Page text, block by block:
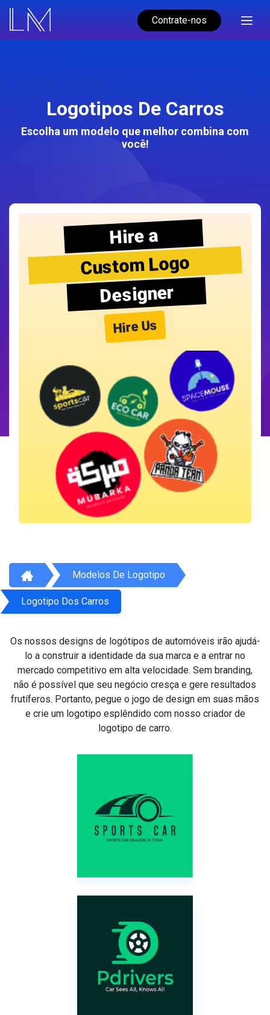
Contrate-nos
Logotipos De Carros
Escolha um modelo que melhor combina com
você!
Hire a
Custom Logo
Designer
Hire Us
Modelos De Logotipo
Logotipo Dos Carros
Os nossos designs de logótipos de automóveis irão ajudá-
lo a construir a identidade da sua marca e a entrar no
mercado competitivo em alta velocidade. Sem branding,
não é possível que seu negócio cresça e gere resultados
frutíferos. Portanto, pegue o jogo de design em suas mãos
e crie um logotipo esplêndido com nosso criador de
logotipo de carro.